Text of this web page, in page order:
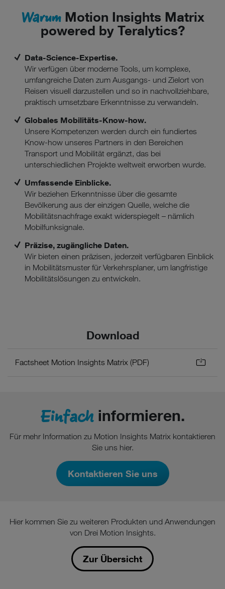
WarumMotion Insights Matrix
powered by Teralytics?
Data-Science-Expertise.
Wir verfügen über moderne Tools, um komplexe,
umfangreiche Daten zum Ausgangs- und Zielort von
Reisen visuell darzustellen und so in nachvollziehbare,
praktisch umsetzbare Erkenntnisse zu verwandeln.
Globales Mobilitäts-Know-how.
Unsere Kompetenzen werden durch ein fundiertes
Know-how unseres Partners in den Bereichen
Transport und Mobilität ergänzt, das bei
unterschiedlichen Projekte weltweit erworben wurde.
Umfassende Einblicke.
Wir beziehen Erkenntnisse über die gesamte
Bevölkerung aus der einzigen Quelle, welche die
Mobilitätsnachfrage exakt widerspiegelt – nämlich
Mobilfunksignale.
Präzise, zugängliche Daten.
Wir bieten einen präzisen, jederzeit verfügbaren Einblick
in Mobilitätsmuster für Verkehrsplaner, um langfristige
Mobilitätslösungen zu entwickeln.
Download
Factsheet Motion Insights Matrix (PDF)
Einfachinformieren.
Für mehr Information zu Motion Insights Matrix kontaktieren
Sie uns hier.
Kontaktieren Sie uns
Hier kommen Sie zu weiteren Produkten und Anwendungen
von Drei Motion Insights.
Zur Übersicht